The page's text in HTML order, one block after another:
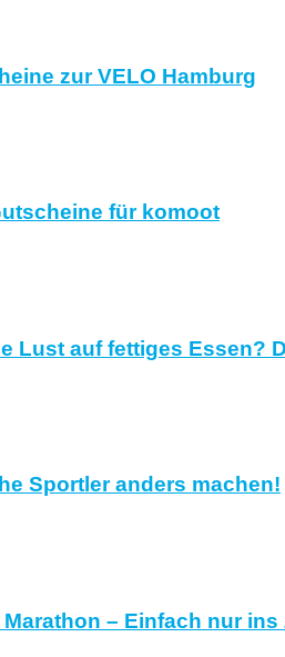
zur VELO Hamburg
für komoot
Lust auf fettiges Essen?
Sportler anders machen!
– Einfach nur ins